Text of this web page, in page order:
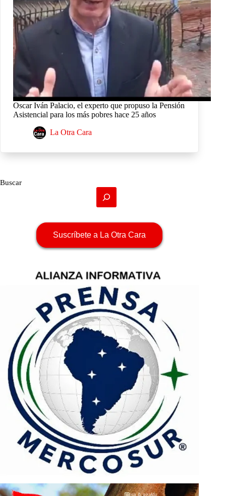
Oscar Iván Palacio, el experto que propuso la Pensión
Asistencial para los más pobres hace 25 años
La Otra Cara
Buscar
Suscríbete a La Otra Cara